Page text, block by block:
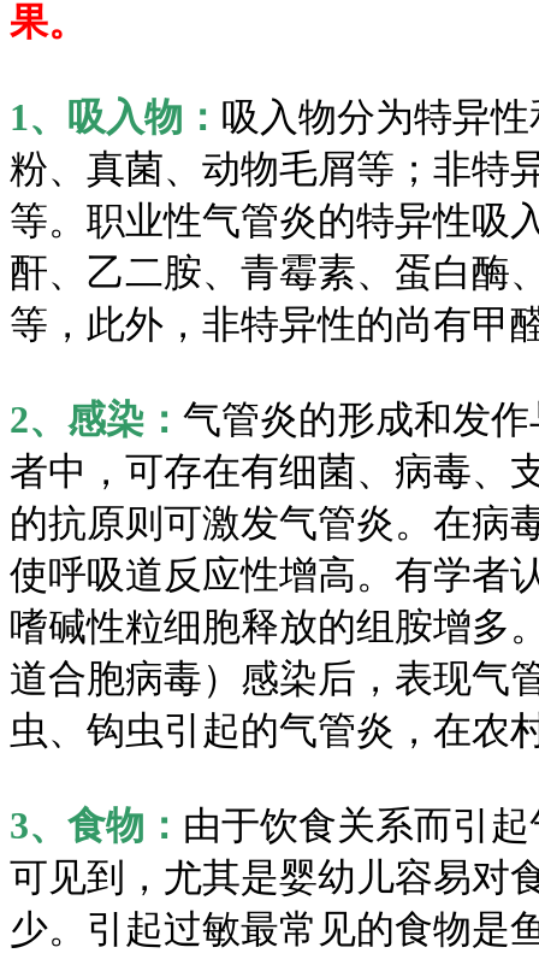
果。
1、吸入物： 吸入物分为特异
粉、真菌、动物毛屑等；非特
等。职业性气管炎的特异性吸
酐、乙二胺、青霉素、蛋白酶
等，此外，非特异性的尚有甲
2、感染： 气管炎的形成和发
者中，可存在有细菌、病毒、
的抗原则可激发气管炎。在病
使呼吸道反应性增高。有学者
嗜碱性粒细胞释放的组胺增多
道合胞病毒）感染后，表现气
虫、钩虫引起的气管炎，在农
3、食物： 由于饮食关系而引
可见到，尤其是婴幼儿容易对
少。引起过敏最常见的食物是